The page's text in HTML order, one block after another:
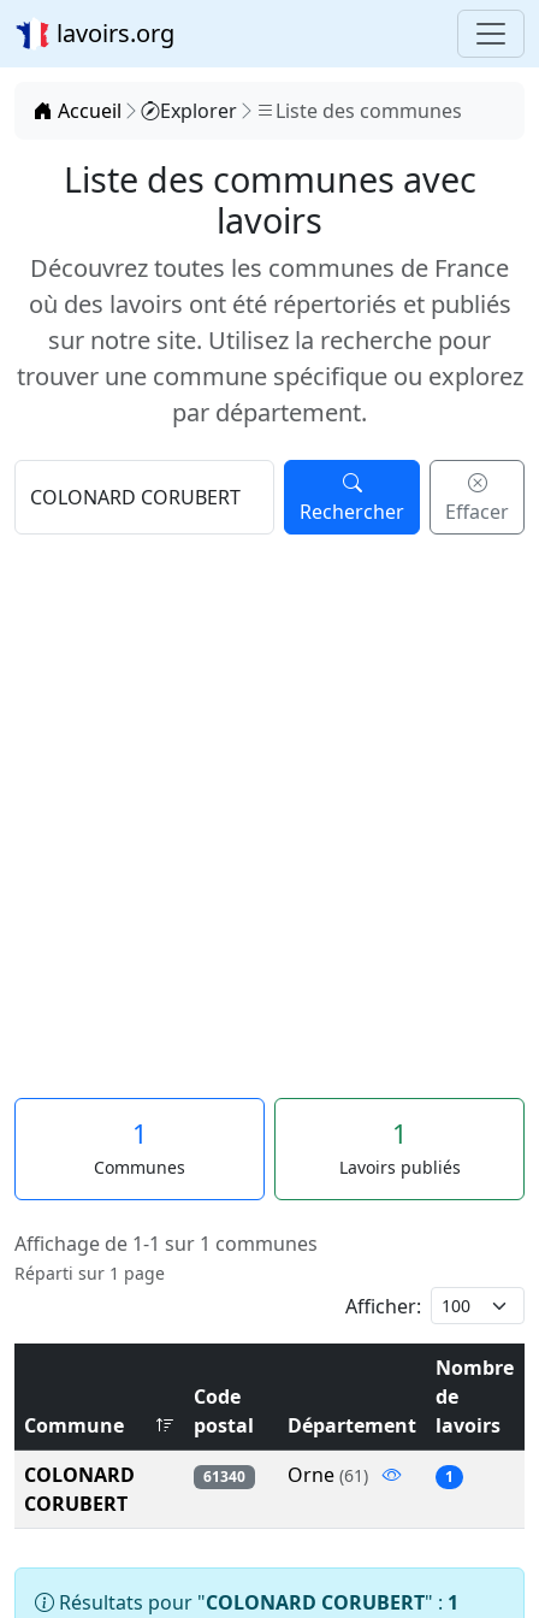
lavoirs.org
Accueil Explorer Liste des communes
Liste des communes avec
lavoirs
Découvrez toutes les communes de France
où des lavoirs ont été répertoriés et publiés
sur notre site. Utilisez la recherche pour
trouver une commune spécifique ou explorez
par département.
Rechercher Effacer
1
Communes
1
Lavoirs publiés
Affichage de 1-1 sur 1 communes
Réparti sur 1 page
Afficher:
Commune
Code
postal
Département
Nombre
de
lavoirs
COLONARD
CORUBERT
61340 Orne (61) 1
Résultats pour "COLONARD CORUBERT" : 1